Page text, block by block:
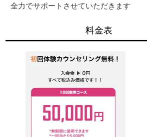
全力でサポートさせていただきます
料金表